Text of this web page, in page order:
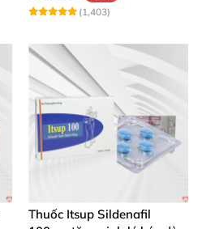
(1,403)
Thuốc Itsup Sildenafil